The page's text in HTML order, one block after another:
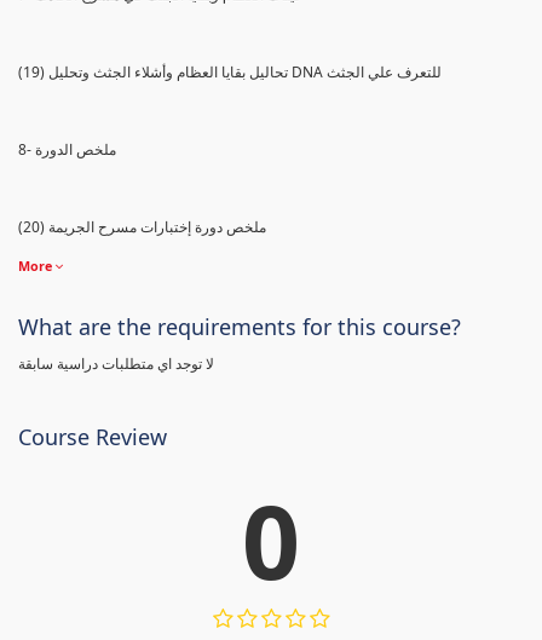
(19) تحاليل بقايا العظام وأشلاء الجثث وتحليل DNA للتعرف علي الجثث
8- ملخص الدورة
(20) ملخص دورة إختبارات مسرح الجريمة
More
What are the requirements for this course?
لا توجد اي متطلبات دراسية سابقة
Course Review
0